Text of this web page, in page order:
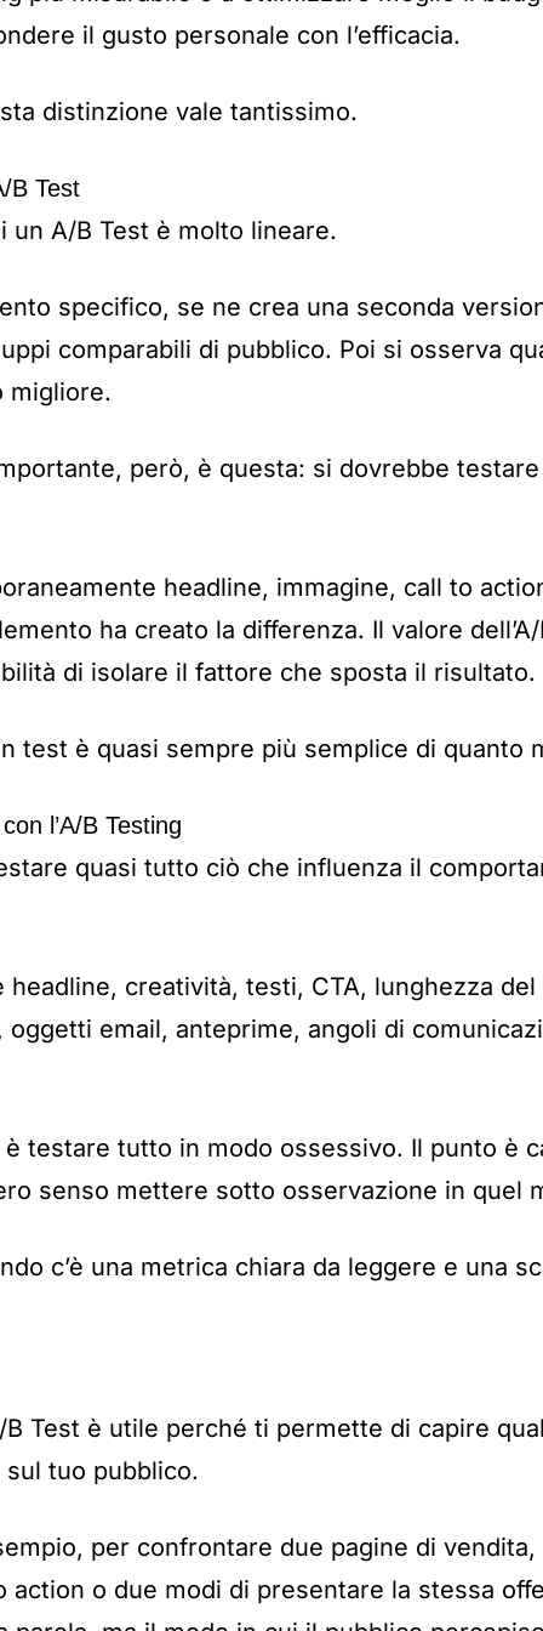
il gusto personale con l’efficacia.
distinzione vale tantissimo.
B Test
un A/B Test è molto lineare.
specifico, se ne crea una seconda
comparabili di pubblico. Poi si osserva
migliore.
però, è questa: si dovrebbe
headline, immagine, call to
ha creato la differenza. Il valore
di isolare il fattore che sposta il risultato.
test è quasi sempre più semplice di quanto
l’A/B Testing
quasi tutto ciò che influenza il
headline, creatività, testi, CTA, lunghezza
oggetti email, anteprime, angoli di
testare tutto in modo ossessivo. Il punto è
senso mettere sotto osservazione in quel
c’è una metrica chiara da leggere e una
B Test è utile perché ti permette di capire
tuo pubblico.
per confrontare due pagine di
action o due modi di presentare la stessa